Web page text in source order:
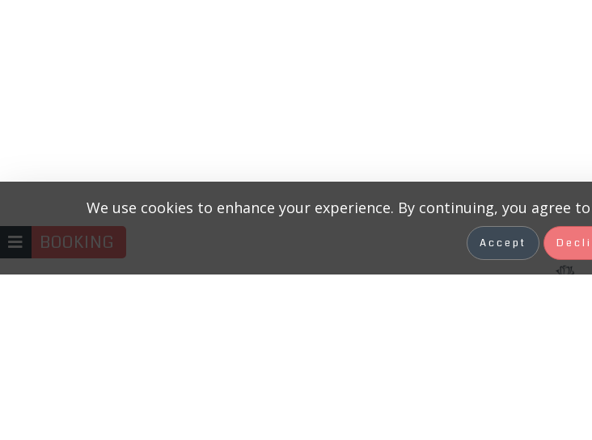
We use cookies to enhance your experience. By continuing, you agree
Accept
BOOKING